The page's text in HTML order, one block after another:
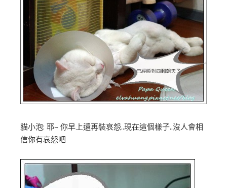
貓小泡: 耶~ 你早上還再裝哀怨..現在這個樣子..沒人會相
信你有哀怨吧